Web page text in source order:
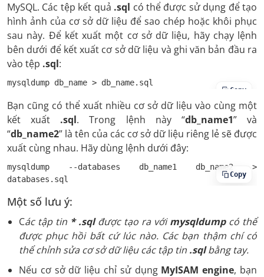
MySQL. Các tệp kết quả .sql có thể được sử dụng để tạo
hình ảnh của cơ sở dữ liệu để sao chép hoặc khôi phục
sau này. Để kết xuất một cơ sở dữ liệu, hãy chạy lệnh
bên dưới để kết xuất cơ sở dữ liệu và ghi văn bản đầu ra
vào tệp .sql:
mysqldump db_name > db_name.sql
Copy
Bạn cũng có thể xuất nhiều cơ sở dữ liệu vào cùng một
kết xuất .sql. Trong lệnh này “db_name1” và
“db_name2” là tên của các cơ sở dữ liệu riêng lẻ sẽ được
xuất cùng nhau. Hãy dùng lệnh dưới đây:
mysqldump --databases db_name1 db_name2 >
databases.sql
Copy
Một số lưu ý:
Các tập tin * .sqlđược tạo ra vớimysqldumpcó thể
được phục hồi bất cứ lúc nào. Các bạn thậm chí có
thể chỉnh sửa cơ sở dữ liệu các tập tin .sqlbằng tay.
Nếu cơ sở dữ liệu chỉ sử dụng MyISAM engine, bạn